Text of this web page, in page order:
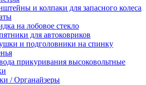
и колпаки для запасного колеса
на лобовое стекло
для автоковриков
и подголовники на спинку
прикуривания высоковольтные
/ Органайзеры